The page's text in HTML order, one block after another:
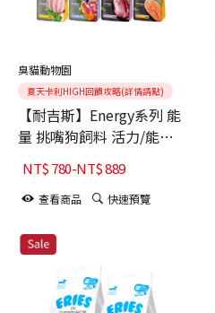
臭貓動物園
夏天卡利HIGH回饋攻略(詳情請點)
【耐吉斯】Energy系列 能
量 挑嘴狗飼料 活力/能量/
銀髮/關節保健/幼犬/高齡
犬/全齡犬 4.5LB
NT$780-NT$889
查看商品 快速預覽